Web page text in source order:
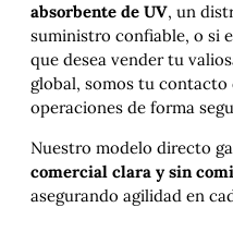
absorbente de UV, un
suministro confiable, o si
que desea vender tu
global, somos tu
operaciones de forma
Nuestro modelo directo
comercial clara y sin
asegurando agilidad en